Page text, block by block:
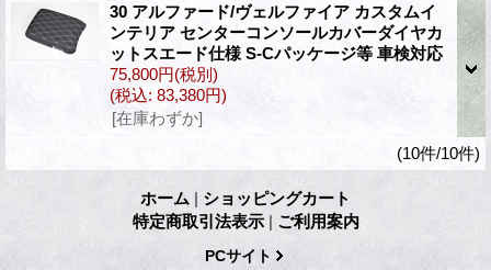
30 アルファード/ヴェルファイア カスタムイ
ンテリア センターコンソールカバーダイヤカ
ットスエード仕様 S-Cパッケージ等 車検対応
75,800円(税別)
(税込: 83,380円)
[在庫わずか]
(10件/10件)
ホーム | ショッピングカート
特定商取引法表示 | ご利用案内
PCサイト